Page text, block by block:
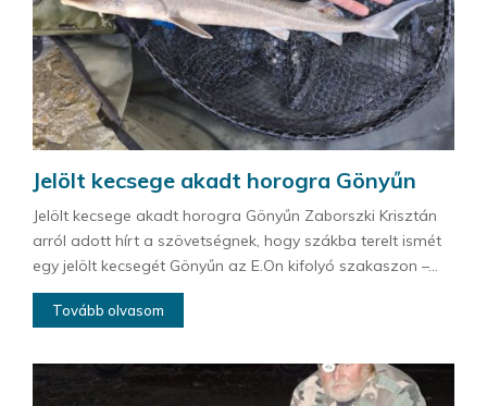
Jelölt kecsege akadt horogra Gönyűn
Jelölt kecsege akadt horogra Gönyűn Zaborszki Krisztán
arról adott hírt a szövetségnek, hogy szákba terelt ismét
egy jelölt kecsegét Gönyűn az E.On kifolyó szakaszon –...
Tovább olvasom